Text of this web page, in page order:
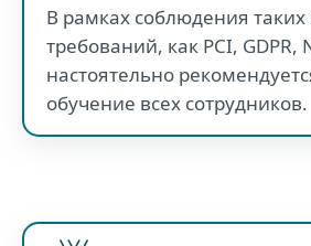
В рамках соблюдения
требований, как PCI, GDPR,
настоятельно
обучение всех сотрудников.